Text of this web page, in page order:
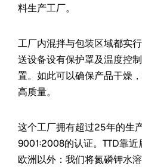
料生产工厂。
工厂内混拌与包装区域都实
送设备设有保护罩及温度控
置。如此可以确保产品干燥
高质量。
这个工厂拥有超过25年的生
9001:2008的认证。TTD靠
欧洲以外：我们将氮磷钾水